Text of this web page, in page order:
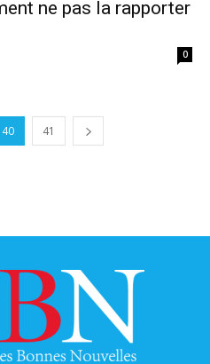
ne pas la rapporter
0
40 41